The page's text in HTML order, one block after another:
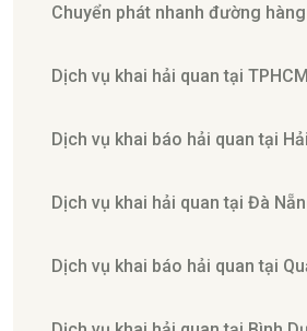
Chuyển phát nhanh đường
Dịch vụ khai hải quan tại TPHCM
Dịch vụ khai báo hải quan tại
Dịch vụ khai hải quan tại Đà
Dịch vụ khai báo hải quan tại